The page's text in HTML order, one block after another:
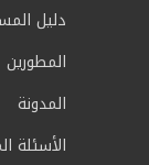
دليل
المطورين
المدونة
الأسئلة